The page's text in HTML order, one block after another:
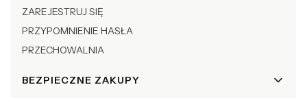
ZAREJESTRUJ SIĘ
PRZYPOMNIENIE HASŁA
PRZECHOWALNIA
BEZPIECZNE ZAKUPY